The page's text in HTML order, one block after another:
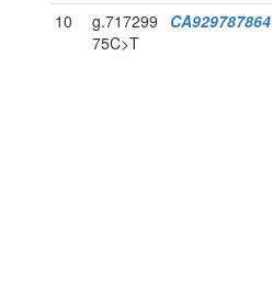
10
g.717299
75C>T
CA929787864